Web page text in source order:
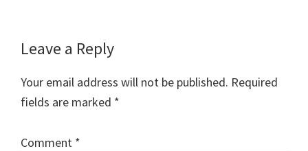
Reader
Interactions
Leave a Reply
Your email address will not be published. Required
fields are marked *
Comment *